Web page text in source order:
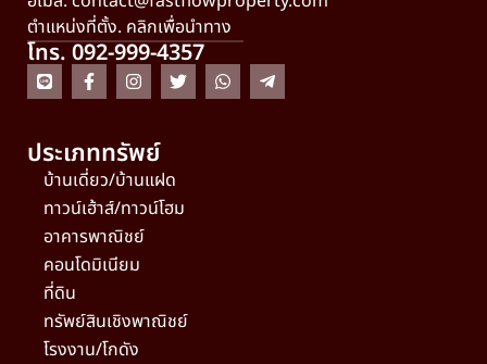
ตำแหน่งที่ตั้ง. คลิกเพื่อนำทาง
โทร. 092-999-4357
ประเภททรัพย์
บ้านเดี่ยว/บ้านแฝด
ทาวน์เฮ้าส์/ทาวน์โฮม
อาคารพาณิชย์
คอนโดมิเนียม
ที่ดิน
ทรัพย์สินเชิงพาณิชย์
โรงงาน/โกดัง